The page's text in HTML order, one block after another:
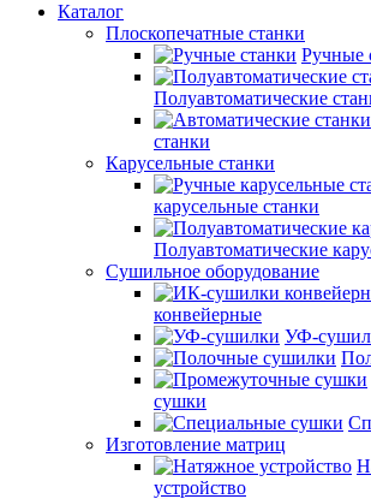
Каталог
Плоскопечатные станки
Ручные
Полуавтоматические
станки
Карусельные станки
карусельные станки
Полуавтоматические
Сушильное оборудование
конвейерные
УФ-
сушки
Изготовление матриц
устройство